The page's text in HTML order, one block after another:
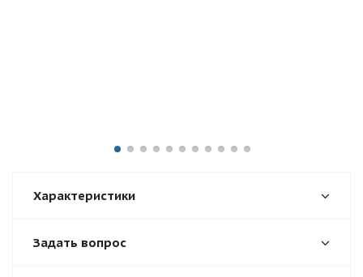
Характеристики
Задать вопрос